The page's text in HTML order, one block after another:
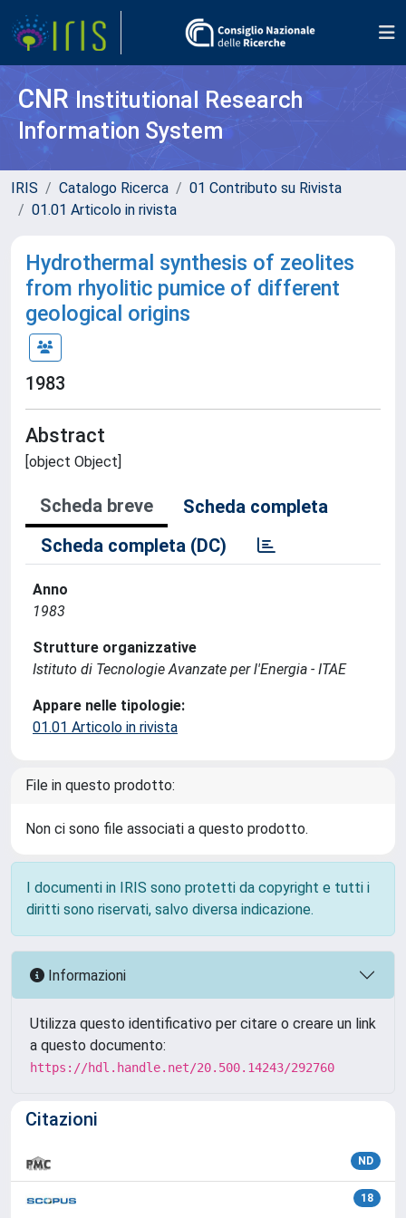
CNR Institutional Research
Information System
IRIS Catalogo Ricerca
01 Contributo su Rivista
01.01 Articolo in rivista
Hydrothermal synthesis of zeolites
from rhyolitic pumice of different
geological origins
1983
Abstract
[object Object]
Scheda breve
Scheda completa
Scheda completa (DC)
Anno
1983
Strutture organizzative
Istituto di Tecnologie Avanzate per l'Energia - ITAE
Appare nelle tipologie:
01.01 Articolo in rivista
File in questo prodotto:
Non ci sono file associati a questo prodotto.
I documenti in IRIS sono protetti da copyright e tutti i
diritti sono riservati, salvo diversa indicazione.
Informazioni
Utilizza questo identificativo per citare o creare un link
a questo documento:
https://hdl.handle.net/20.500.14243/292760
Citazioni
ND
18